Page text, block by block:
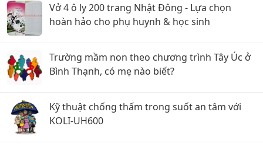
Vở 4 ô ly 200 trang Nhật Đông - Lựa chọn
hoàn hảo cho phụ huynh & học sinh
Trường mầm non theo chương trình Tây Úc ở
Bình Thạnh, có mẹ nào biết?
Kỹ thuật chống thấm trong suốt an tâm với
KOLI-UH600